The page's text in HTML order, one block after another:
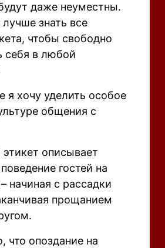
даже неуместны.
знать все
чтобы свободно
себя в любой
я хочу уделить особое
общения с
описывает
гостей на
начиная с рассадки
прощанием
что опоздание на